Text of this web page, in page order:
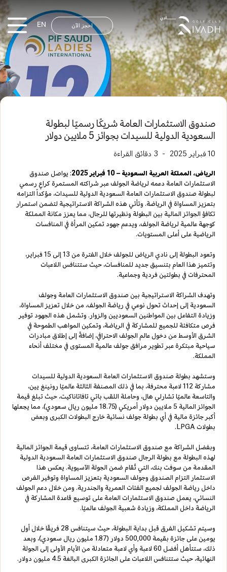
احجز الآن EN
صندوق الاستثمارات العامة شريكًا رسميًا لبطولة
السعودية الدولية للسيدات بجوائز 5 ملايين دولار
10 فبراير 2025 -
3 دقائق القراءة
الرياض، المملكة العربية السعودية – 10 فبراير 2025
: يواصل صندوق
الاستثمارات العامة دعمه لرياضة الجولف عبر شراكته المستمرة كراعٍ رسمي
لبطولة صندوق الاستثمارات العامة السعودية الدولية للسيدات، مؤكداً التزامه
بتعزيز المساواة في الرياضة. وتأتي هذه الشراكة الاستراتيجية لتضمن استمرار
تكافؤ الجوائز المالية بين البطولة ونظيرتها للرجال، مما يعزز مكانة المملكة
كوجهة عالمية لرياضة الجولف، ويدعم جهود تمكين المرأة في المنافسات
الرياضية على أعلى المستويات.
وتعود البطولة إلى نادي الرياض للجولف خلال الفترة من 13 إلى 15 فبراير،
وتتميز هذا العام بتنسيق جديد للمنافسات، حيث ستتنافس اللاعبات
المحترفات في بطولتين فردية وجماعية.
وتهدف الشراكة الاستراتيجية بين صندوق الاستثمارات العامة وجولف
السعودية إلى إحداث تحول نوعي في رياضة الجولف، من خلال تعزيز المساواة،
وزيادة التفاعل بين المواطنين السعوديين والزوار. وتشمل هذه الجهود توفير
فرص متكافئة للجميع للمشاركة في الرياضة، وتمكين المواهب الطموحة في
الشرق الأوسط من دخول عالم الجولف الاحترافي، إضافةً إلى إطلاق مبادرات
سياحية مبتكرة عبر تطوير مرافق جولف عالمية المستوى في مختلف أنحاء
المملكة.
وستشهد بطولة صندوق الاستثمارات العامة السعودية الدولية للسيدات
مشاركة 112 لاعبة محترفة، بما في ذلك المصنفة الثالثة عالميًا رونينغ يين،
والتاسعة عالميًا تشارلي هال، وحاملة اللقب باتي تافاتاناكيت، حيث تبلغ قيمة
الجوائز المالية 5 ملايين دولار أمريكي (18.75 مليون ريال سعودي)، مما يجعلها
أكبر جائزة مالية في أي بطولة جولف نسائية خارج البطولات الكبرى وبعض
بطولات LPGA.
وبفضل الشراكة مع صندوق الاستثمارات العامة، تتساوى قيمة الجوائز المالية
لهذه البطولة مع بطولة الرجال صندوق الاستثمارات العامة السعودية الدولية
المقدمة من سوفت بنك، التي تُقام ضمن الجولة الآسيوية. يعكس هذا
الاستثمار التزام الصندوق وجولف السعودية بتعزيز المساواة وتوفير الفرص
داخل رياضة الجولف لجميع الفئات العمرية والجندرية. ومن خلال دعم الجولف
النسائي، يعمل صندوق الاستثمارات العامة على توسيع قاعدة المشاركة في
الرياضة داخل المملكة، وزيادة شعبية الجولف عالميًا.
وسيتم تشكيل الفرق قبل بداية البطولة، حيث سيتنافس 28 فريقًا خلال أول
يومين على جائزة بقيمة 500,000 دولار (1.87 مليون ريال سعودي)، وبعد
ذلك، ستتأهل أفضل 60 لاعبة وأي لاعبة متعادلة من الأيام الأولى إلى الجولة
النهائية، حيث ستتنافس اللاعبات على الجائزة الكبرى البالغة 4.5 مليون دولار.